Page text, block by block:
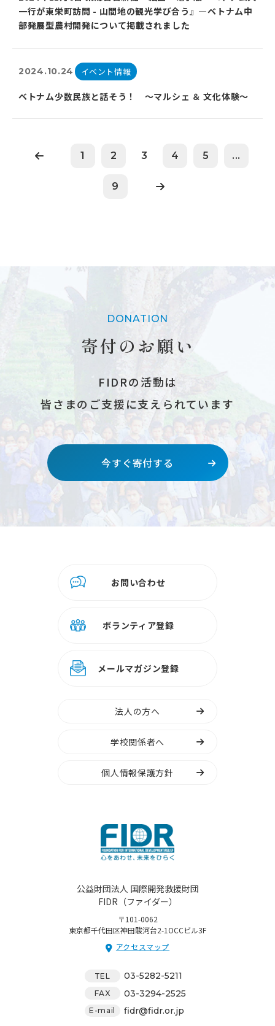
一行が東栄町訪問 - 山間地の観光学び合う』―ベトナム中
部発展型農村開発について掲載されました
2024.10.24 イベント情報
ベトナム少数民族と話そう！ ～マルシェ ＆ 文化体験～
1 2 3 4 5 ...
9
DONATION
寄付のお願い
FIDRの活動は
皆さまのご支援に支えられています
今すぐ寄付する
お問い合わせ
ボランティア登録
メールマガジン登録
法人の方へ
学校関係者へ
個人情報保護方針
公益財団法人 国際開発救援財団
FIDR（ファイダー）
〒101-0062
東京都千代田区神田駿河台2-1OCCビル3F
アクセスマップ
TEL 03-5282-5211
FAX 03-3294-2525
E-mail fidr@fidr.or.jp